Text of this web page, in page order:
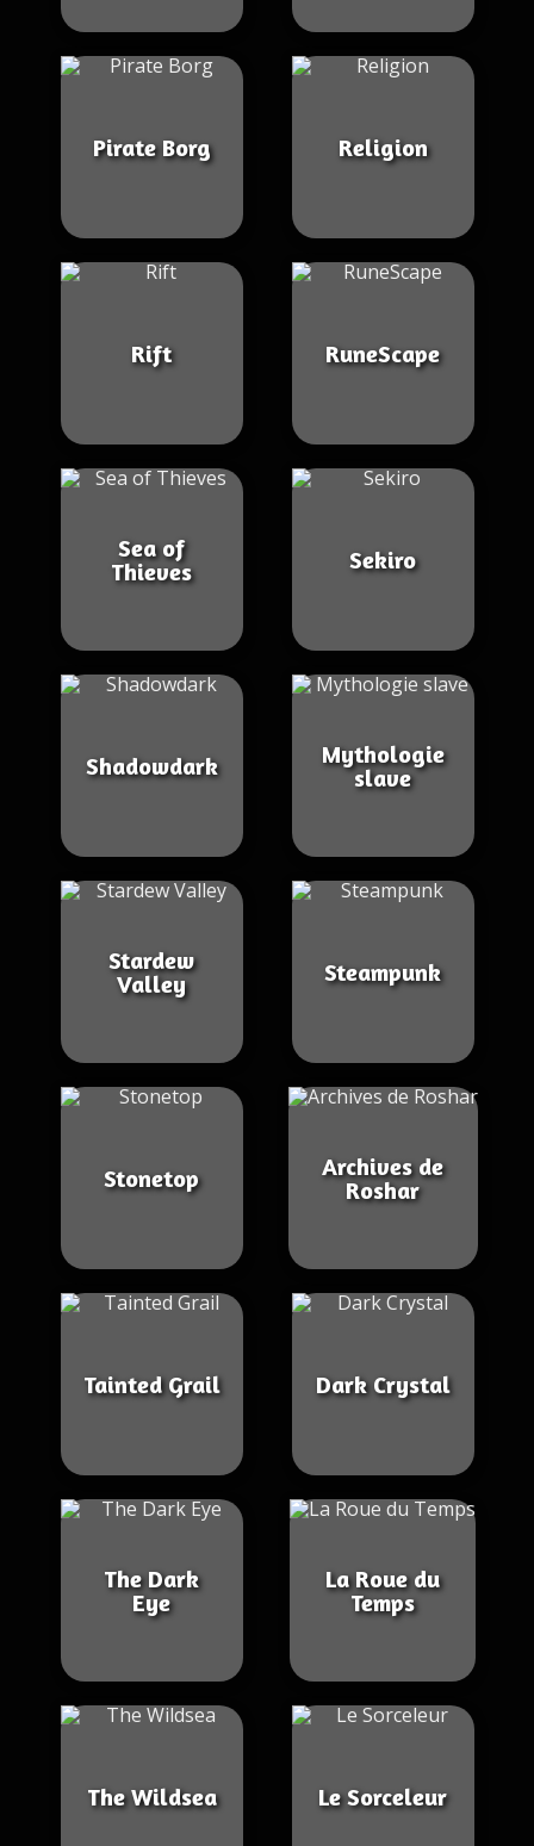
Pirate Borg Religion
Rift RuneScape
Sea of
Thieves
Sekiro
Shadowdark
Mythologie
slave
Stardew
Valley
Steampunk
Stonetop
Archives de
Roshar
Tainted Grail Dark Crystal
The Dark
Eye
La Roue du
Temps
The Wildsea Le Sorceleur